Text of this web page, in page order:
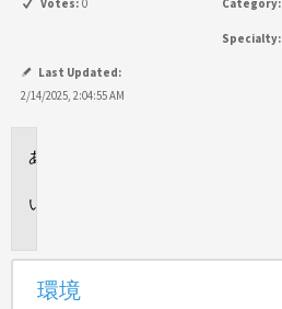
Specialty:
Last Updated:
2/14/2025, 2:04:55 AM
環境